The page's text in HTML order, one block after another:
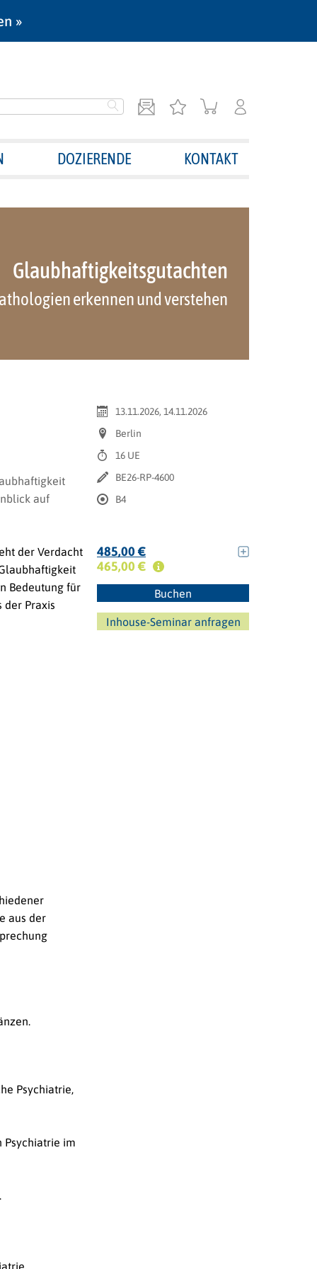
»
DOZIERENDE KONTAKT
Glaubhaftigkeitsgutachten
erkennen und verstehen
auf
der Verdacht
Bedeutung für
der Praxis
aus der
Psychiatrie,
Psychiatrie im
13.11.2026, 14.11.2026
Berlin
16 UE
BE26-RP-4600
B4
485,00 €
465,00 €
Buchen
Inhouse-Seminar anfragen